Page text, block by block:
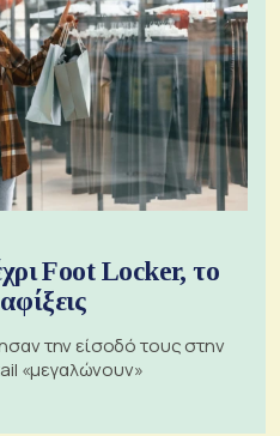
Foot Locker, το
την είσοδό τους στην
«μεγαλώνουν»